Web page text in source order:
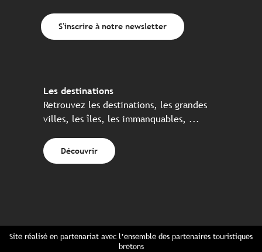
S'inscrire à notre newsletter
Les destinations
Retrouvez les destinations, les grandes
villes, les îles, les immanquables, ...
Découvrir
Site réalisé en partenariat avec l’ensemble des partenaires touristiques
bretons